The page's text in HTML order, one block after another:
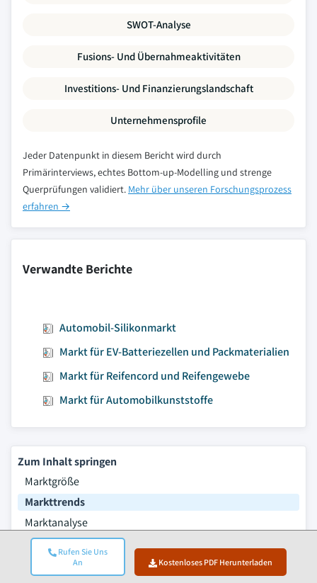
Rufen Sie Uns
An
Kostenloses PDF Herunterladen
SWOT-Analyse
Fusions- Und Übernahmeaktivitäten
Investitions- Und Finanzierungslandschaft
Unternehmensprofile
Jeder Datenpunkt in diesem Bericht wird durch
Primärinterviews, echtes Bottom-up-Modelling und strenge
Querprüfungen validiert. Mehr über unseren Forschungsprozess
erfahren →
Verwandte Berichte
Automobil-Silikonmarkt
Markt für EV-Batteriezellen und Packmaterialien
Markt für Reifencord und Reifengewebe
Markt für Automobilkunststoffe
Zum Inhalt springen
Marktgröße
Markttrends
Marktanalyse
Marktanteil
Häufig gestellte Fragen